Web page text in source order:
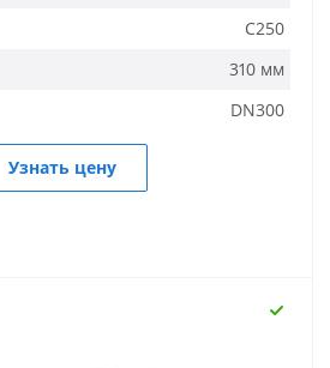
C250
310 мм
DN300
Узнать цену